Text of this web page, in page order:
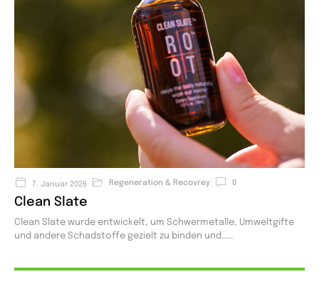
7. Januar 2026 Regeneration & Recovrey 0
Clean Slate
Clean Slate wurde entwickelt, um Schwermetalle, Umweltgifte
und andere Schadstoffe gezielt zu binden und…